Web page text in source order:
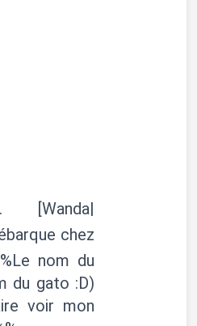
[Wanda|
chez
nom du
du gato :D)
voir mon